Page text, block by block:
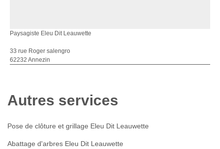
Paysagiste Eleu Dit Leauwette
33 rue Roger salengro
62232 Annezin
Autres services
Pose de clôture et grillage Eleu Dit Leauwette
Abattage d'arbres Eleu Dit Leauwette